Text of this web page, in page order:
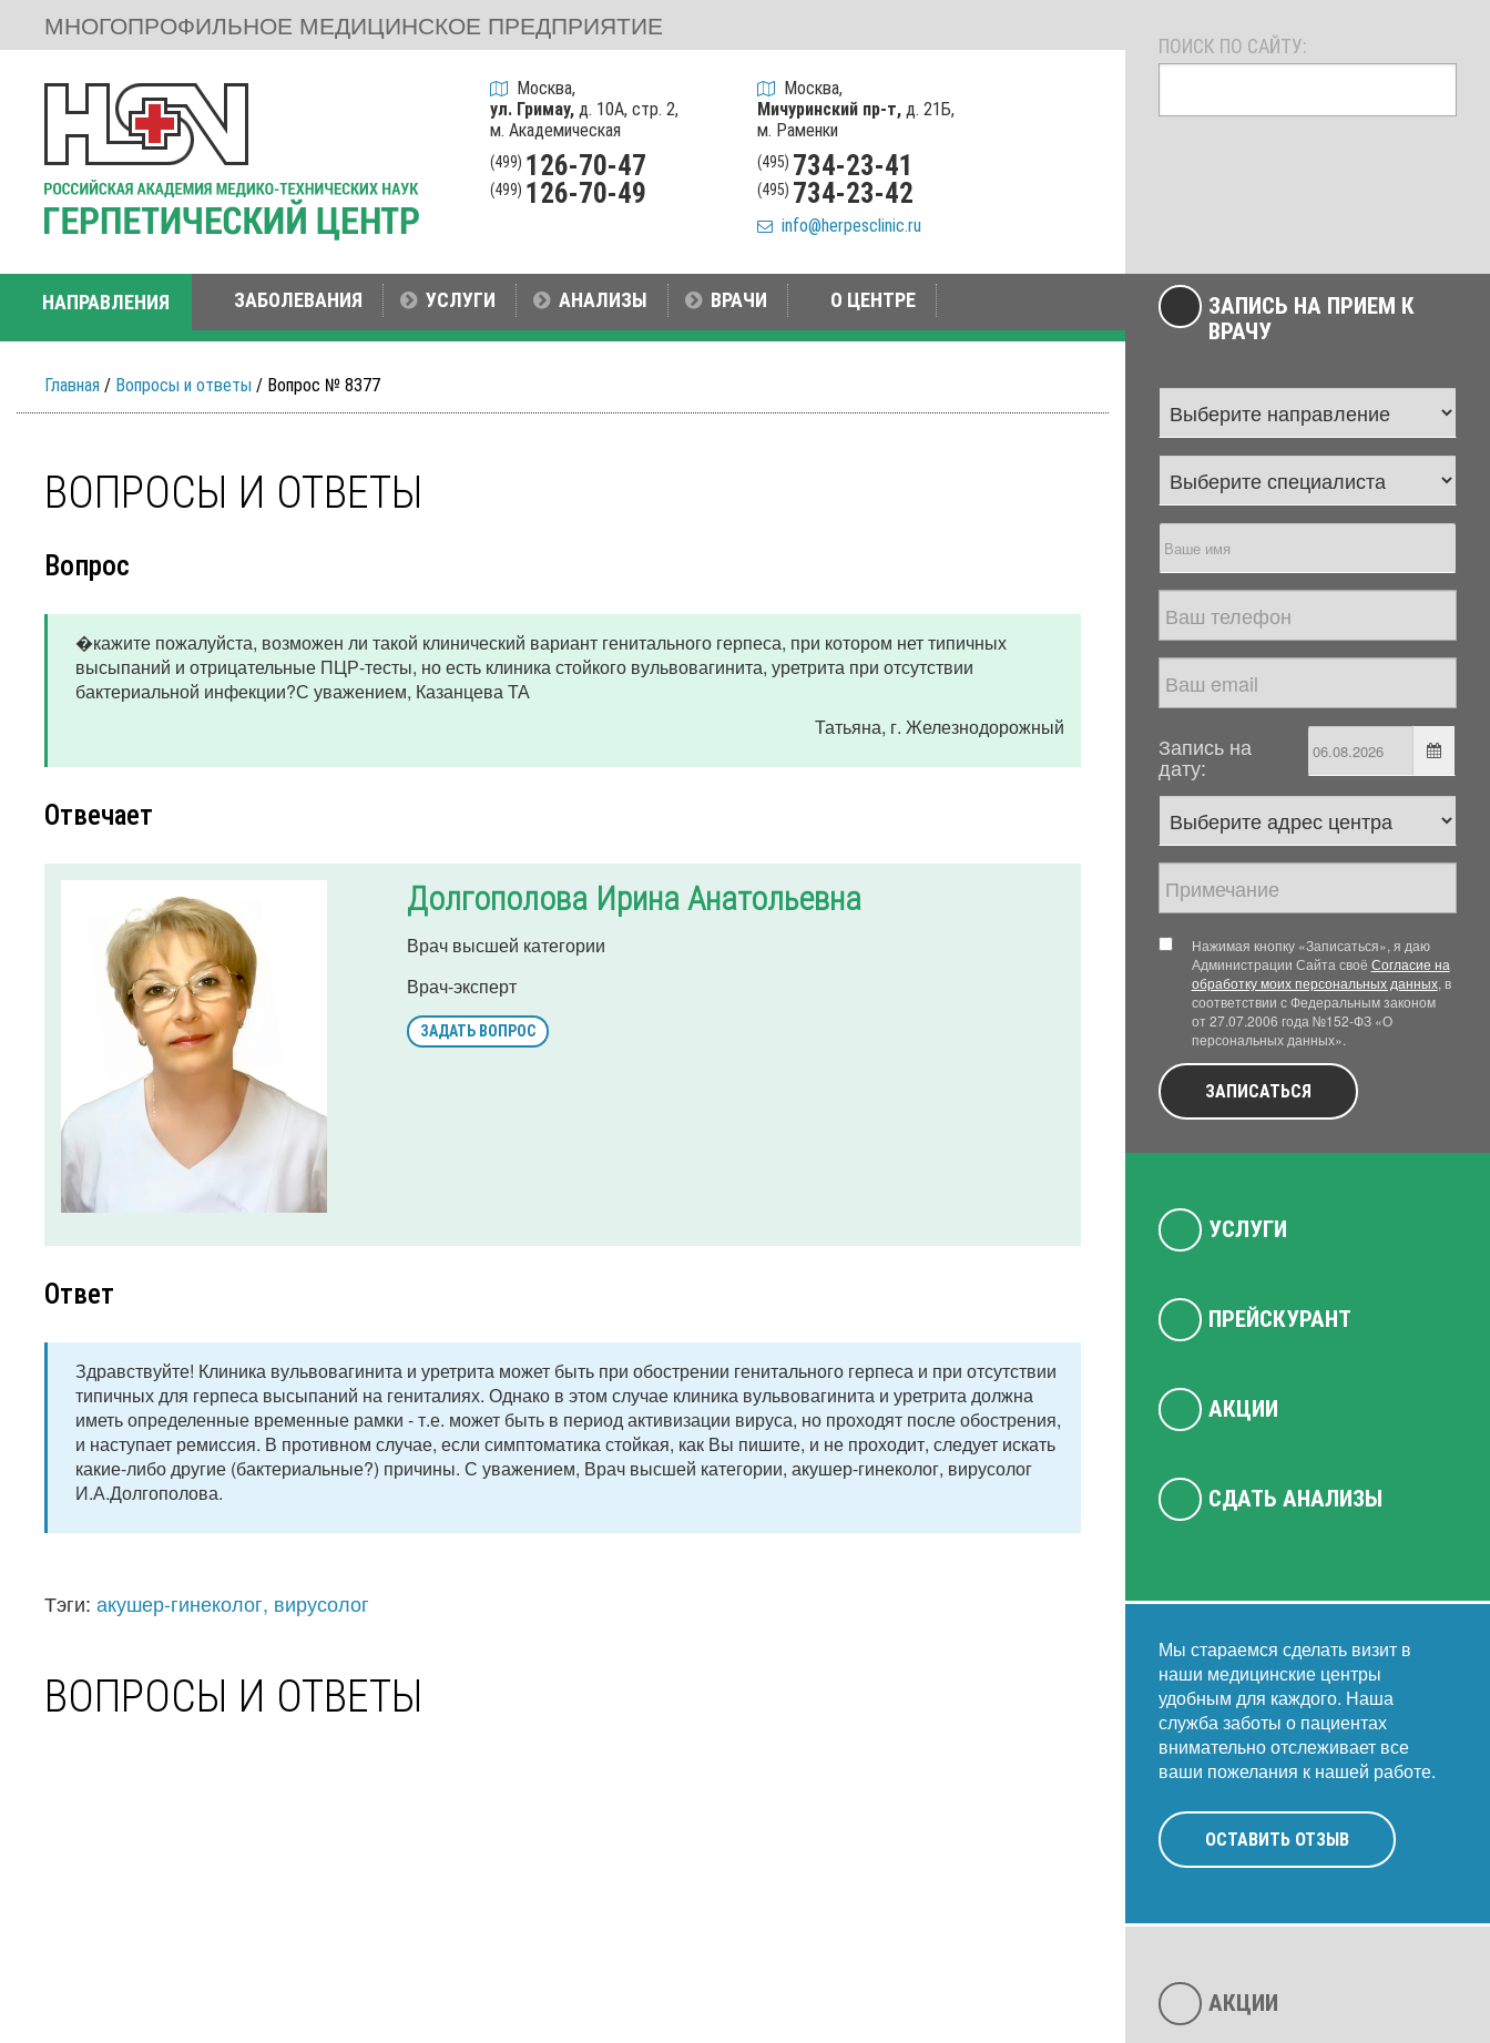
МНОГОПРОФИЛЬНОЕ МЕДИЦИНСКОЕ ПРЕДПРИЯТИЕ
Москва,
ул. Гримау,д. 10А, стр. 2,
м. Академическая
(499) 126-70-47
(499) 126-70-49
Москва,
Мичуринский пр-т, д. 21Б,
м. Раменки
(495) 734-23-41
(495) 734-23-42
info@herpesclinic.ru
ПОИСК ПО САЙТУ:
НАПРАВЛЕНИЯ ЗАБОЛЕВАНИЯ УСЛУГИ АНАЛИЗЫ ВРАЧИ О ЦЕНТРЕ
Главная / Вопросы и ответы / Вопрос № 8377
ВОПРОСЫ И ОТВЕТЫ
Вопрос
�кажите пожалуйста, возможен ли такой клинический вариант генитального герпеса, при котором нет типичных
высыпаний и отрицательные ПЦР-тесты, но есть клиника стойкого вульвовагинита, уретрита при отсутствии
бактериальной инфекции?С уважением, Казанцева ТА
Татьяна, г. Железнодорожный
Отвечает
Долгополова Ирина Анатольевна
Врач высшей категории
Врач-эксперт
ЗАДАТЬ ВОПРОС
Ответ
Здравствуйте! Клиника вульвовагинита и уретрита может быть при обострении генитального герпеса и при отсутствии
типичных для герпеса высыпаний на гениталиях. Однако в этом случае клиника вульвовагинита и уретрита должна
иметь определенные временные рамки - т.е. может быть в период активизации вируса, но проходят после обострения,
и наступает ремиссия. В противном случае, если симптоматика стойкая, как Вы пишите, и не проходит, следует искать
какие-либо другие (бактериальные?) причины. С уважением, Врач высшей категории, акушер-гинеколог, вирусолог
И.А.Долгополова.
Тэги: акушер-гинеколог, вирусолог
ВОПРОСЫ И ОТВЕТЫ
ЗАПИСЬ НА ПРИЕМ К
ВРАЧУ
Запись на
дату:
Нажимая кнопку «Записаться», я даю
Администрации Сайта своё Согласие на
обработку моих персональных данных, в
соответствии с Федеральным законом
от 27.07.2006 года №152-ФЗ «О
персональных данных».
ЗАПИСАТЬСЯ
УСЛУГИ
ПРЕЙСКУРАНТ
АКЦИИ
СДАТЬ АНАЛИЗЫ
Мы стараемся сделать визит в
наши медицинские центры
удобным для каждого. Наша
служба заботы о пациентах
внимательно отслеживает все
ваши пожелания к нашей работе.
ОСТАВИТЬ ОТЗЫВ
АКЦИИ